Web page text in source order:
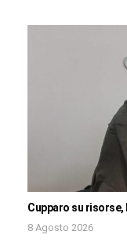
Cupparo su risorse,
8 Agosto 2026